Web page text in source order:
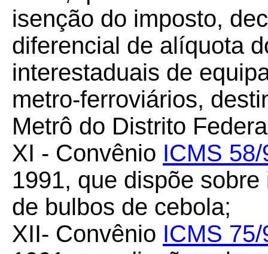
isenção do imposto,
diferencial de alíquota
interestaduais de
metro-ferroviários,
Metrô do Distrito
XI - Convênio ICMS 58/
1991, que dispõe
de bulbos de cebola;
XII- Convênio ICMS 75/